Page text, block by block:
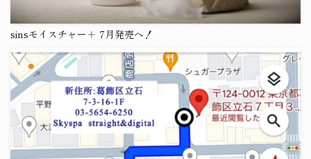
sinsモイスチャー＋ 7月発売へ！